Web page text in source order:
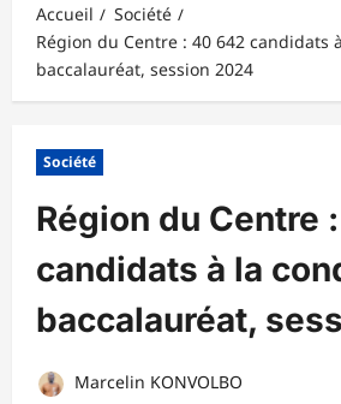
Accueil
Société
Région du Centre : 40 642 candidats
baccalauréat, session 2024
Société
Région du Centre
candidats à la
baccalauréat,
Marcelin KONVOLBO